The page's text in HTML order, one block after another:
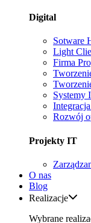
Digital
Sotware
Light
Firma
Systemy
Rozwój
Projekty IT
O nas
Blog
Realizacje
Wybrane